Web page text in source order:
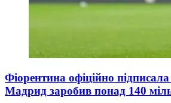
Фіорентина офіційно
Мадрид заробив понад 140